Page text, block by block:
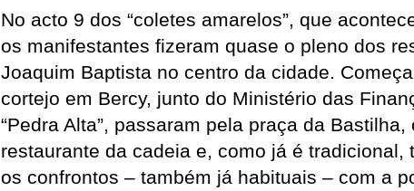
No acto 9 dos “coletes amarelos”, que
os manifestantes fizeram quase o pleno dos
Joaquim Baptista no centro da cidade.
cortejo em Bercy, junto do Ministério das
“Pedra Alta”, passaram pela praça da Bastilha,
restaurante da cadeia e, como já é tradicional,
os confrontos – também já habituais – com a